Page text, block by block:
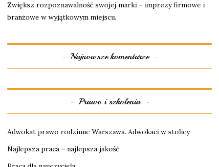
Zwiększ rozpoznawalność swojej marki – imprezy firmowe i
branżowe w wyjątkowym miejscu.
Najnowsze komentarze
Prawo i szkolenia
Adwokat prawo rodzinne Warszawa. Adwokaci w stolicy
Najlepsza praca – najlepsza jakość